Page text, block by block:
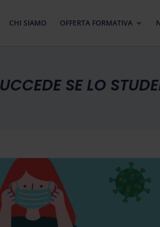
CHI SIAMO OFFERTA FORMATIVA
SE LO